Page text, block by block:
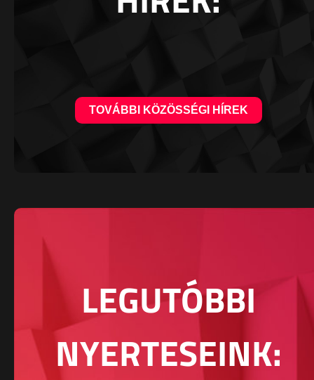
TOVÁBBI KÖZÖSSÉGI HÍREK
LEGUTÓBBI
NYERTESEINK: